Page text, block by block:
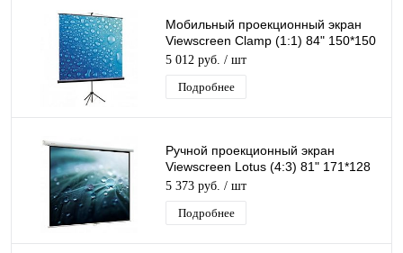
Мобильный проекционный экран
Viewscreen Clamp (1:1) 84" 150*150
MW
5 012 руб. / шт
Подробнее
Ручной проекционный экран
Viewscreen Lotus (4:3) 81" 171*128
MW
5 373 руб. / шт
Подробнее